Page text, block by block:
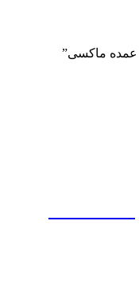
ماکسی”